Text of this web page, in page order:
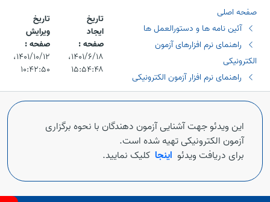
صفحه اصلی
آئین نامه ها و دستورالعمل ها
راهنمای نرم افزارهای آزمون
الکترونیکی
راهنمای نرم افزار آزمون الکترونیکی
تاریخ
ایجاد
صفحه :
۱۴۰۱/۶/۱۸،‏
۱۵:۵۴:۴۸
تاریخ
ویرایش
صفحه :
۱۴۰۱/۱۰/۱۲،‏
۱۰:۴۲:۵۰
این ویدئو جهت آشنایی آزمون دهندگان با نحوه برگزاری
آزمون الکترونیکی تهیه شده است.
برای دریافت ویدئو اینجا کلیک نمایید.